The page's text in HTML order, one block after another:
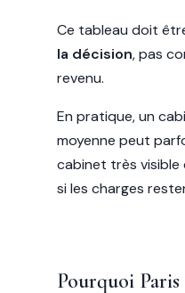
Ce tableau doit
la décision, pas
revenu.
En pratique, un
moyenne peut
cabinet très visible
si les charges
Pourquoi